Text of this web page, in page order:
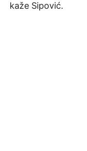
kaže Sipović.